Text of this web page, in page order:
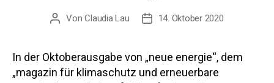
Beitragsautor
VonClaudia Lau Beitragsdatum
14. Oktober 2020
In der Oktoberausgabe von „neue energie“, dem
„magazin für klimaschutz und erneuerbare